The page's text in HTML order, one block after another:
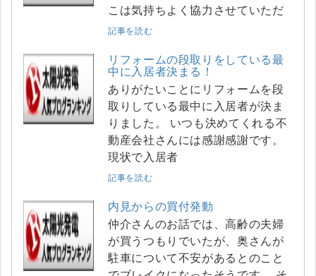
こは気持ちよく協力させていただ
記事を読む
リフォームの段取りをしている最
中に入居者決まる！
ありがたいことにリフォームを段
取りしている最中に入居者が決ま
りました。 いつも決めてくれる不
動産会社さんには感謝感謝です。
現状で入居者
記事を読む
内見からの買付発動
仲介さんのお話では、高齢の夫婦
が買うつもりでいたが、奥さんが
駐車について不安があるとのこと